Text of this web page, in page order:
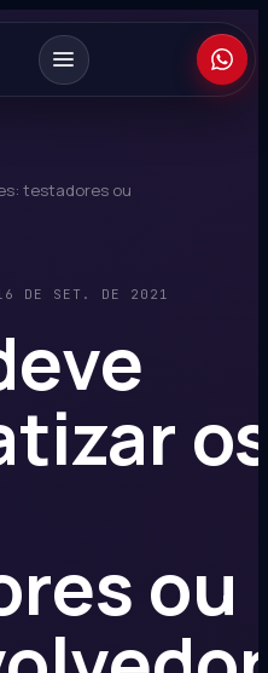
testadores ou
DE SET. DE 2021
ou